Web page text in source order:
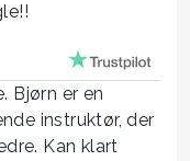
Bjørn er en
instruktør, der
Kan klart